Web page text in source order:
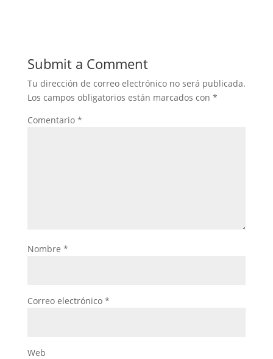
Submit a Comment
Tu dirección de correo electrónico no será publicada.
Los campos obligatorios están marcados con *
Comentario *
Nombre *
Correo electrónico *
Web